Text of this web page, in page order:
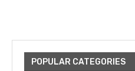
POPULAR CATEGORIES